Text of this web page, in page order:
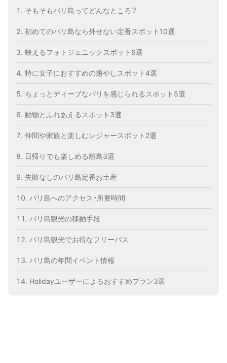
そもそもバリ島ってどんなところ？
初めてのバリ島なら外せない定番スポット10選
映えるフォトジェニックスポット6選
特に女子におすすめの癒やしスポット4選
ちょっとディープなバリを感じられるスポット5選
動物とふれあえるスポット3選
仲間や家族と楽しむレジャースポット2選
日帰りでも楽しめる離島3選
失敗なしのバリ島定番お土産
バリ島へのアクセス・所要時間
バリ島観光の移動手段
バリ島観光でお得なフリーパス
バリ島の年間イベント情報
Holidayユーザーによるおすすめプラン3選